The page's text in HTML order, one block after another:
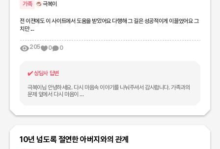
가족 극복이
전 이전에도 이 사이트에서 도움을 받았어요 다행해 그 길은 성공적이게 이끌었어요 그
치만 ...
205 0 0
✔️상담사 답변
극복이님 안녕하세요. 다시 마음속 이야기를 나눠주셔서 감사합니다. 가족과의
문제 앞에서 다시 마음이 ...
10년 넘도록 절연한 아버지와의 관계